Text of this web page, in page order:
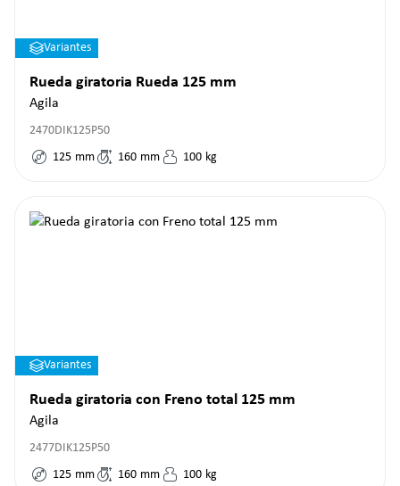
Variantes
Rueda giratoria Rueda 125 mm
Agila
2470DIK125P50
125 mm 160 mm 100 kg
Variantes
Rueda giratoria con Freno total 125 mm
Agila
2477DIK125P50
125 mm 160 mm 100 kg